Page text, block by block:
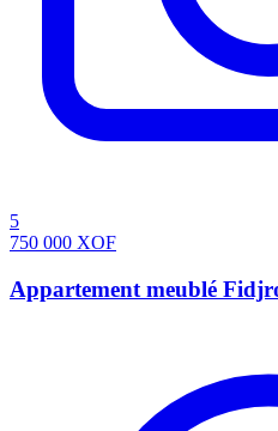
5
750 000 XOF
Appartement meublé